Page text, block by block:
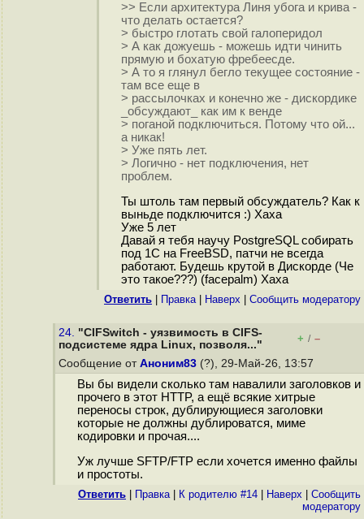
>> Если архитектура Линя убога и крива -
что делать остается?
> быстро глотать свой галоперидол
> А как дожуешь - можешь идти чинить
прямую и бохатую фребеесде.
> А то я глянул бегло текущее состояние -
там все еще в
> рассылочках и конечно же - дискордике
_обсуждают_ как им к венде
> поганой подключиться. Потому что ой...
а никак!
> Уже пять лет.
> Логично - нет подключения, нет
проблем.
Ты штоль там первый обсуждатель? Как к
выньде подключится :) Хаха
Уже 5 лет
Давай я тебя научу PostgreSQL собирать
под 1C на FreeBSD, патчи не всегда
работают. Будешь крутой в Дискорде (Че
это такое???) (facepalm) Хаха
Ответить Правка| Наверх Cообщить модератору
24. "CIFSwitch - уязвимость в CIFS-
подсистеме ядра Linux, позволя..."
+ / –
Сообщение от Аноним83 (?), 29-Май-26, 13:57
Вы бы видели сколько там навалили заголовков и
прочего в этот HTTP, а ещё всякие хитрые
переносы строк, дублирующиеся заголовки
которые не должны дублироватся, миме
кодировки и прочая....
Уж лучше SFTP/FTP если хочется именно файлы
и простоты.
Ответить Правка| К родителю #14 Наверх
Cообщить
модератору